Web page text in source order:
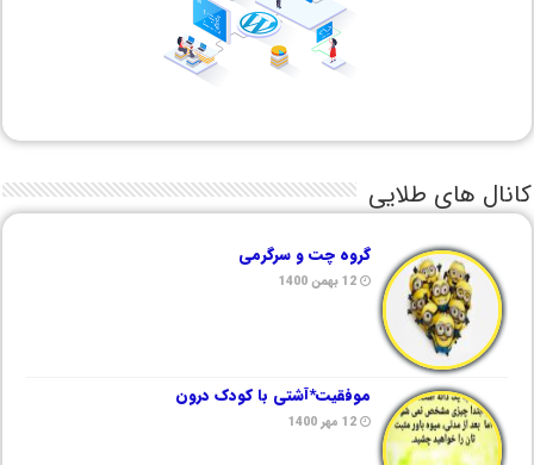
کانال های طلایی
گروه چت و سرگرمی
12 بهمن 1400
موفقیت*آشتی با کودک درون
12 مهر 1400